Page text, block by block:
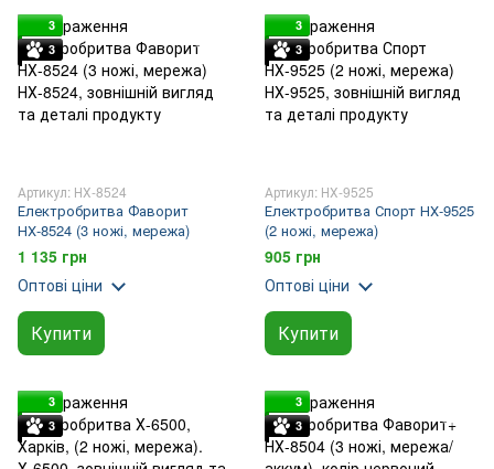
3
3
Артикул: НХ-8524
Електробритва Фаворит
НХ-8524 (3 ножі, мережа)
1 135 грн
Оптові ціни
Купити
3
3
Артикул: НХ-9525
Електробритва Спорт НХ-9525
(2 ножі, мережа)
905 грн
Оптові ціни
Купити
3
3
3
3